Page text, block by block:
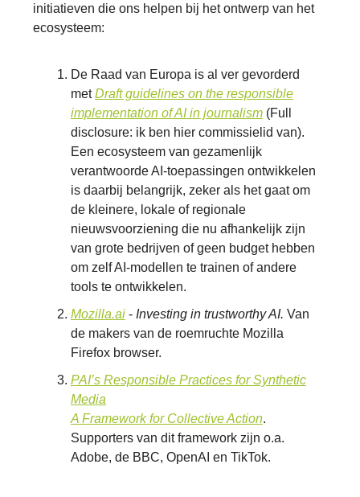
initiatieven die ons helpen bij het ontwerp van het
ecosysteem:
De Raad van Europa is al ver gevorderd
metDraft guidelines on the responsible
implementation of AI in journalism (Full
disclosure: ik ben hier commissielid van).
Een ecosysteem van gezamenlijk
verantwoorde AI-toepassingen ontwikkelen
is daarbij belangrijk, zeker als het gaat om
de kleinere, lokale of regionale
nieuwsvoorziening die nu afhankelijk zijn
van grote bedrijven of geen budget hebben
om zelf AI-modellen te trainen of andere
tools te ontwikkelen.
Mozilla.ai - Investing in trustworthy AI. Van
de makers van de roemruchte Mozilla
Firefox browser.
PAI’s Responsible Practices for Synthetic
Media
A Framework for Collective Action.
Supporters van dit framework zijn o.a.
Adobe, de BBC, OpenAI en TikTok.